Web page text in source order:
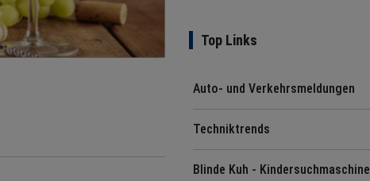
Top Links
Auto- und Verkehrsmeldungen
Techniktrends
Blinde Kuh - Kindersuchmaschine